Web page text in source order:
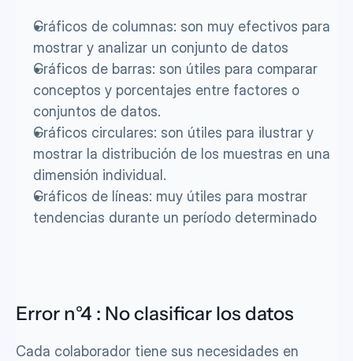
Gráficos de columnas: son muy efectivos para
mostrar y analizar un conjunto de datos
Gráficos de barras: son útiles para comparar
conceptos y porcentajes entre factores o
conjuntos de datos.
Gráficos circulares: son útiles para ilustrar y
mostrar la distribución de los muestras en una
dimensión individual.
Gráficos de líneas: muy útiles para mostrar
tendencias durante un período determinado
Error n°4 : No clasificar los datos
Cada colaborador tiene sus necesidades en